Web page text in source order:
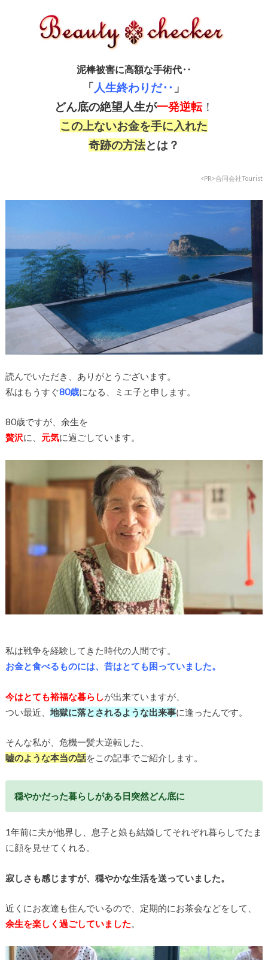
泥棒被害に高額な手術代‥
「人生終わりだ‥ 」
どん底の絶望人生が一発逆転！
この上ないお金を手に入れた
奇跡の方法とは？
<PR>合同会社Tourist
読んでいただき、ありがとうございます。
私はもうすぐ80歳になる、ミエ子と申します。
80歳ですが、余生を
贅沢に、 元気に過ごしています。
私は戦争を経験してきた時代の人間です。
お金と食べるものには、昔はとても困っていました。
今はとても裕福な暮らしが出来ていますが、
つい最近、 地獄に落とされるような出来事に逢ったんです。
そんな私が、危機一髪大逆転した、
嘘のような本当の話をこの記事でご紹介します。
穏やかだった暮らしがある日突然どん底に
1年前に夫が他界し、息子と娘も結婚してそれぞれ暮らしてたま
に顔を見せてくれる。
寂しさも感じますが、穏やかな生活を送っていました。
近くにお友達も住んでいるので、定期的にお茶会などをして、
余生を楽しく過ごしていました。